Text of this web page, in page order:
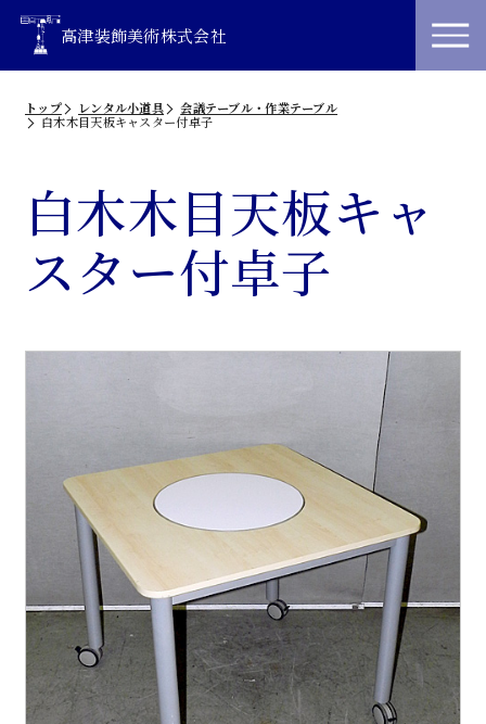
高津装飾美術株式会社
トップ レンタル小道具
会議テーブル・作業テーブル
白木木目天板キャスター付卓子
白木木目天板キャ
スター付卓子